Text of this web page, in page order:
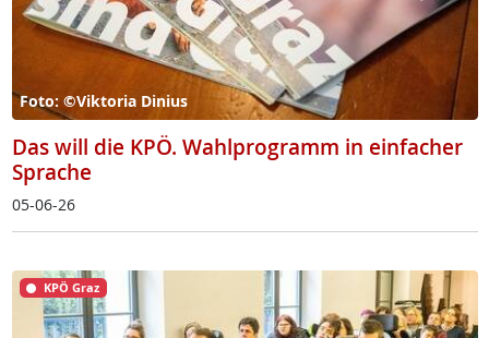
Foto: ©Viktoria Dinius
Das will die KPÖ. Wahlprogramm in einfacher
Sprache
05-06-26
KPÖ Graz